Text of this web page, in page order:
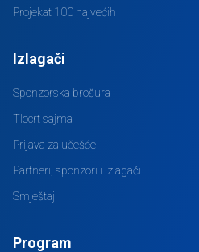
Projekat 100 najvećih
Izlagači
Sponzorska brošura
Tlocrt sajma
Prijava za učešće
Partneri, sponzori i izlagači
Smještaj
Program